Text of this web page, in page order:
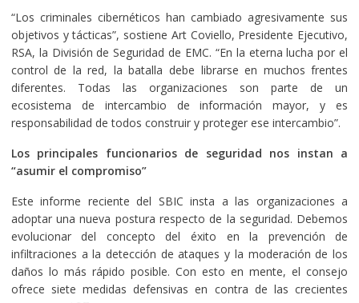
“Los criminales cibernéticos han cambiado agresivamente sus
objetivos y tácticas”, sostiene Art Coviello, Presidente Ejecutivo,
RSA, la División de Seguridad de EMC. “En la eterna lucha por el
control de la red, la batalla debe librarse en muchos frentes
diferentes. Todas las organizaciones son parte de un
ecosistema de intercambio de información mayor, y es
responsabilidad de todos construir y proteger ese intercambio”.
Los principales funcionarios de seguridad nos instan a
“asumir el compromiso”
Este informe reciente del SBIC insta a las organizaciones a
adoptar una nueva postura respecto de la seguridad. Debemos
evolucionar del concepto del éxito en la prevención de
infiltraciones a la detección de ataques y la moderación de los
daños lo más rápido posible. Con esto en mente, el consejo
ofrece siete medidas defensivas en contra de las crecientes